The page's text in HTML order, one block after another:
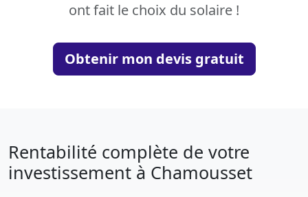
ont fait le choix du solaire !
Obtenir mon devis gratuit
Rentabilité complète de votre
investissement à Chamousset